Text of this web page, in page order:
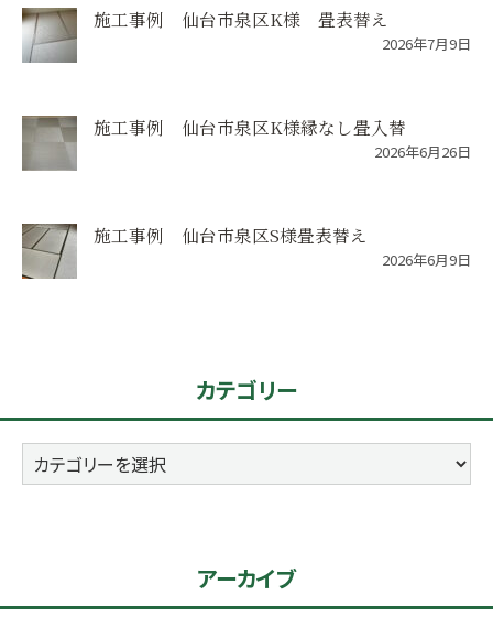
施工事例 仙台市泉区K様 畳表替え
2026年7月9日
施工事例 仙台市泉区K様縁なし畳入替
2026年6月26日
施工事例 仙台市泉区S様畳表替え
2026年6月9日
カテゴリー
カ
テ
アーカイブ